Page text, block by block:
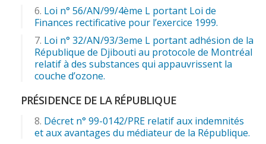
Loi n° 56/AN/99/4ème L portant Loi de
Finances rectificative pour l’exercice 1999.
Loi n° 32/AN/93/3eme L portant adhésion de la
République de Djibouti au protocole de Montréal
relatif à des substances qui appauvrissent la
couche d’ozone.
PRÉSIDENCE DE LA RÉPUBLIQUE
Décret n° 99-0142/PRE relatif aux indemnités
et aux avantages du médiateur de la République.